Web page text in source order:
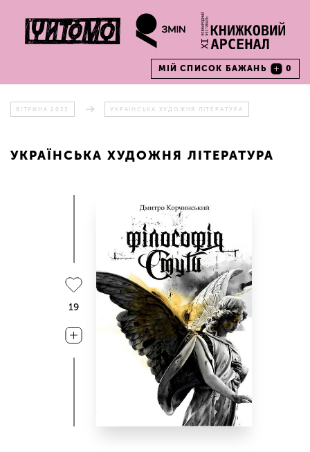
МІЙ СПИСОК БАЖАНЬ 0
ВІТРИНА 2023 УКРАЇНСЬКА ХУДОЖНЯ ЛІТЕРАТУРА
УКРАЇНСЬКА ХУДОЖНЯ ЛІТЕРАТУРА
19